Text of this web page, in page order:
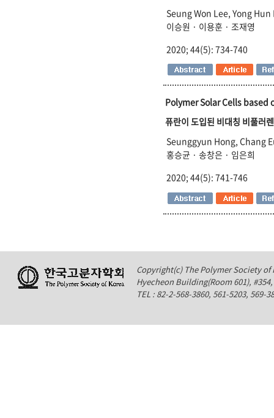
Seung Won Lee, Yong
이승원 · 이용훈 · 조재영
2020; 44(5): 734-740
Polymer Solar Cells
퓨란이 도입된 비대칭 비풀러
Seunggyun Hong, Chang
홍승균 · 송창은 · 임은희
2020; 44(5): 741-746
Copyright(c) The Polymer Society of
Hyecheon Building(Room 601),
TEL : 82-2-568-3860, 561-5203,